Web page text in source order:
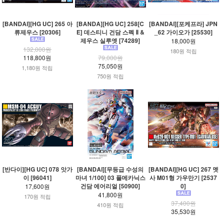
[BANDAI][HG UC] 265 아
류제우스 [20306]
132,000원
118,800원
1,180원 적립
[BANDA][HG UC] 258[C
E] 데스티니 건담 스펙 Ⅱ &
제우스 실루엣 [74289]
79,000원
75,050원
750원 적립
[BANDAI][포케프라] JPN
_62 가이오가 [25530]
18,000원
180원 적립
[반다이][HG UC] 078 앗가
이 [96041]
17,600원
170원 적립
[BANDAI][무등급 수성의
마녀 1/100] 03 풀메카닉스
건담 에어리얼 [50900]
41,800원
410원 적립
[BANDAI][HG UC] 267 멧
사 M01형 가우만기 [2537
0]
37,400원
35,530원